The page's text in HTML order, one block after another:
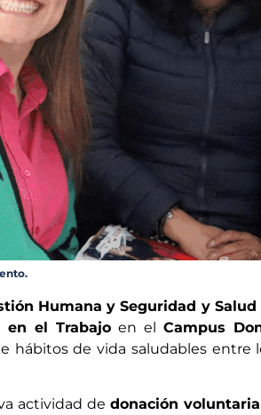
Humana y Seguridad y Salud
en el Trabajoen el Campus
hábitos de vida saludables entre
actividad dedonación